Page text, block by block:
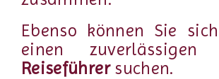
Ebenso können Sie
einen zuverlässigen
Reiseführersuchen.